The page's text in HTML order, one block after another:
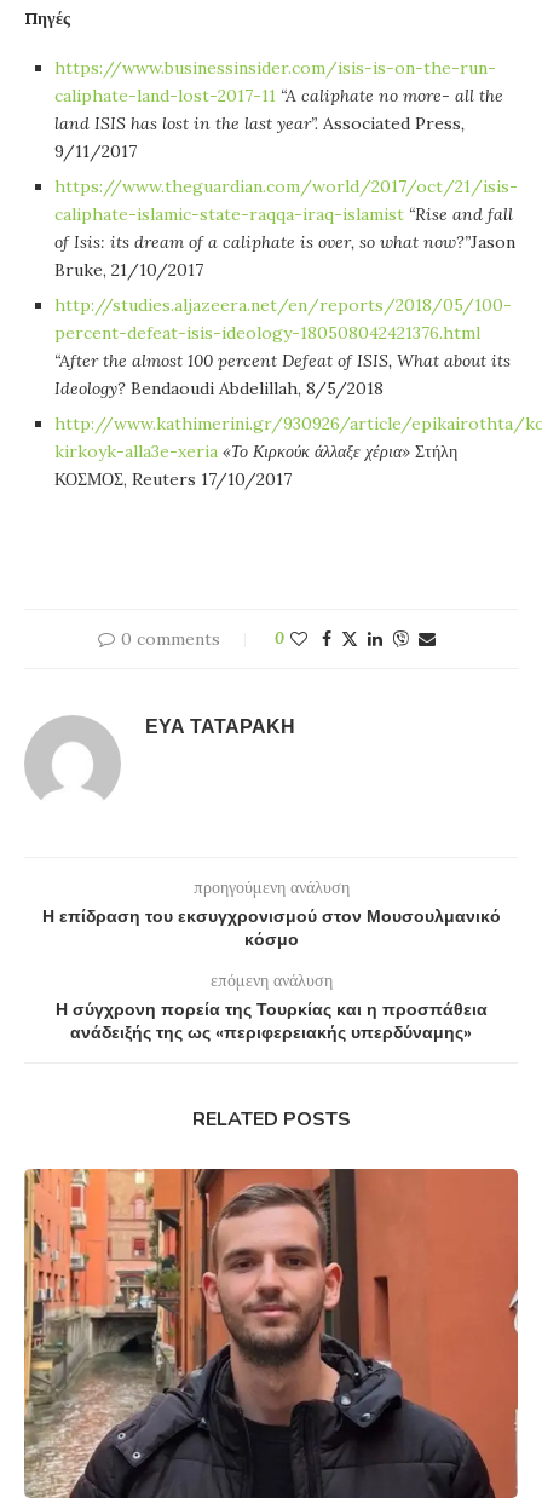
Πηγές
https://www.businessinsider.com/isis-is-on-the-run-
caliphate-land-lost-2017-11 “A caliphate no more- all the
land ISIS has lost in the last year”. Associated Press,
9/11/2017
https://www.theguardian.com/world/2017/oct/21/isis-
caliphate-islamic-state-raqqa-iraq-islamist “Rise and fall
of Isis: its dream of a caliphate is over, so what now?”Jason
Bruke, 21/10/2017
http://studies.aljazeera.net/en/reports/2018/05/100-
percent-defeat-isis-ideology-180508042421376.html
“After the almost 100 percent Defeat of ISIS, What about its
Ideology? Bendaoudi Abdelillah, 8/5/2018
http://www.kathimerini.gr/930926/article/epikairothta/
kirkoyk-alla3e-xeria «Το Κιρκούκ άλλαξε χέρια» Στήλη
ΚΟΣΜΟΣ, Reuters 17/10/2017
0 comments 0
ΕΎΑ ΤΑΤΑΡΆΚΗ
προηγούμενη ανάλυση
Η επίδραση του εκσυγχρονισμού στον Μουσουλμανικό
κόσμο
επόμενη ανάλυση
Η σύγχρονη πορεία της Τουρκίας και η προσπάθεια
ανάδειξής της ως «περιφερειακής υπερδύναμης»
RELATED POSTS